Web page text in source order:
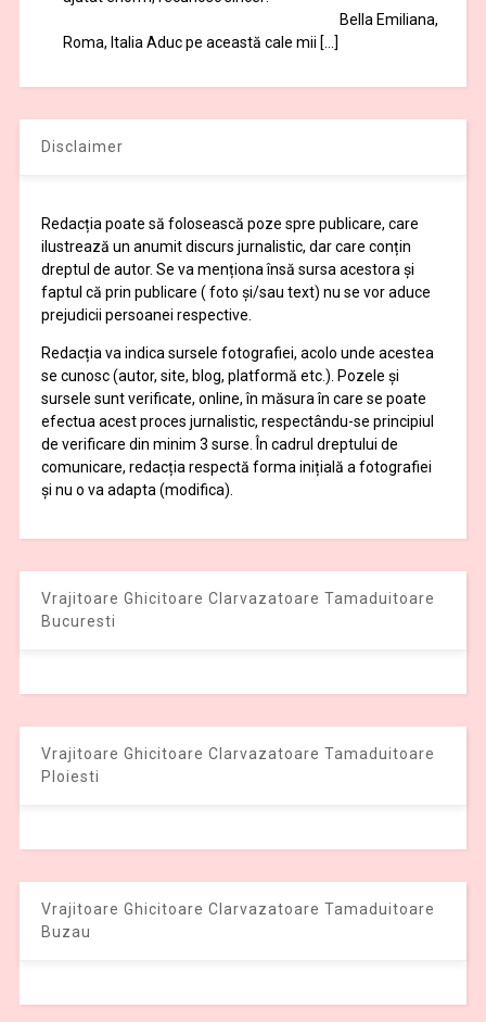
Bella Emiliana,
Roma, Italia Aduc pe această cale mii […]
Disclaimer
Redacția poate să folosească poze spre publicare, care
ilustrează un anumit discurs jurnalistic, dar care conțin
dreptul de autor. Se va menționa însă sursa acestora și
faptul că prin publicare ( foto și/sau text) nu se vor aduce
prejudicii persoanei respective.
Redacția va indica sursele fotografiei, acolo unde acestea
se cunosc (autor, site, blog, platformă etc.). Pozele și
sursele sunt verificate, online, în măsura în care se poate
efectua acest proces jurnalistic, respectându-se principiul
de verificare din minim 3 surse. În cadrul dreptului de
comunicare, redacția respectă forma inițială a fotografiei
și nu o va adapta (modifica).
Vrajitoare Ghicitoare Clarvazatoare Tamaduitoare
Bucuresti
Vrajitoare Ghicitoare Clarvazatoare Tamaduitoare
Ploiesti
Vrajitoare Ghicitoare Clarvazatoare Tamaduitoare
Buzau